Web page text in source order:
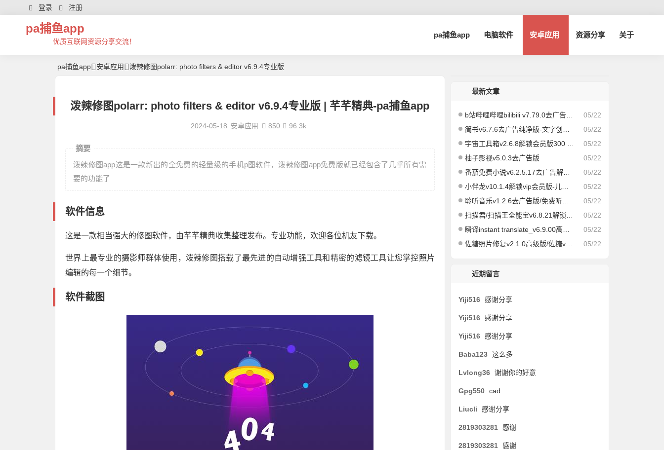
登录 注册
pa捕鱼app
优质互联网资源分享交流！
pa捕鱼app 电脑软件 安卓应用 资源分享 关于
pa捕鱼app 安卓应用 泼辣修图polarr: photo filters & editor v6.9.4专业版
泼辣修图polarr: photo filters & editor v6.9.4专业版 | 芊芊精典-pa捕鱼app
2024-05-18 安卓应用 850 96.3k
摘要
泼辣修图app这是一款新出的全免费的轻量级的手机p图软件，泼辣修图app免费版就已经包含了几乎所有需
要的功能了
软件信息
这是一款相当强大的修图软件，由芊芊精典收集整理发布。专业功能，欢迎各位机友下载。
世界上最专业的摄影师群体使用，泼辣修图搭载了最先进的自动增强工具和精密的滤镜工具让您掌控照片
编辑的每一个细节。
软件截图
最新文章
05/22
b站哔哩哔哩bilibili v7.79.0去广告内置哔哩漫游模块版/解锁实用功能
05/22
简书v6.7.6去广告纯净版-文字创作社区
05/22
宇宙工具箱v2.6.8解锁会员版300 实用功能
05/22
柚子影视v5.0.3去广告版
05/22
番茄免费小说v6.2.5.17去广告解锁vip会员版
05/22
小伴龙v10.1.4解锁vip会员版-儿童早教儿歌故事启蒙
05/22
聆听音乐v1.2.6去广告版/免费听歌app
05/22
扫描君/扫描王全能宝v6.8.21解锁vip版
05/22
瞬译instant translate_v6.9.00高级版/快速屏幕翻译
05/22
佐糖照片修复v2.1.0高级版/佐糖v1.6.12会员解锁版
近期留言
Yiji516 感谢分享
Yiji516 感谢分享
Yiji516 感谢分享
Baba123 这么多
Lvlong36 谢谢你的好意
Gpg550 cad
Liucli 感谢分享
2819303281 感谢
2819303281 感谢